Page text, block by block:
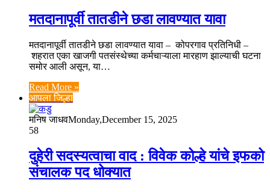
मतदानापूर्वी तातडीने छडा लावण्यात यावा
मतदानापूर्वी तातडीने छडा लावण्यात यावा – कोपरगाव प्रतिनिधी –
शहरात एका खाजगी पतसंस्थेच्या कर्मचाऱ्याला मारहाण झाल्याची घटना
समोर आली असून, या…
Read More »
आपला जिल्हा
मनिष जाधवMonday,December 15, 2025
58
दुहेरी सदस्यत्वाचा वाद : विवेक कोल्हे यांचे इफको
संचालक पद धोक्यात